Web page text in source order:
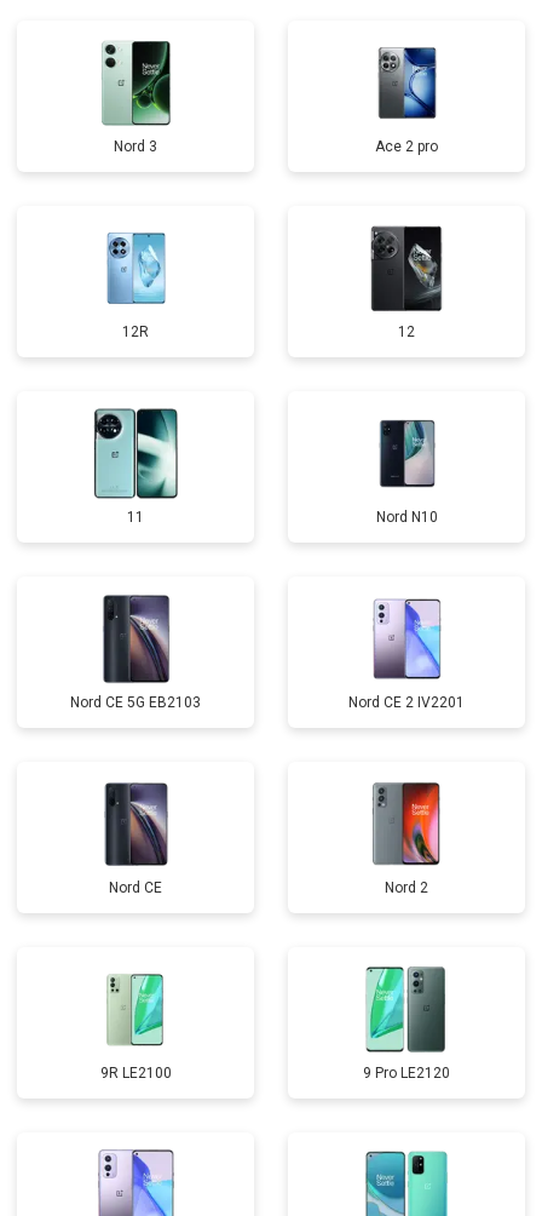
Nord 3 Ace 2 pro
12R 12
11 Nord N10
Nord CE 5G EB2103 Nord CE 2 IV2201
Nord CE Nord 2
9R LE2100 9 Pro LE2120